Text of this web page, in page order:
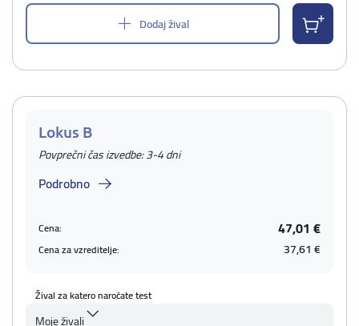
Dodaj žival
Lokus B
Povprečni čas izvedbe: 3-4 dni
Podrobno
Cena: 47,01 €
Cena za vzreditelje: 37,61 €
Žival za katero naročate test
Moje živali